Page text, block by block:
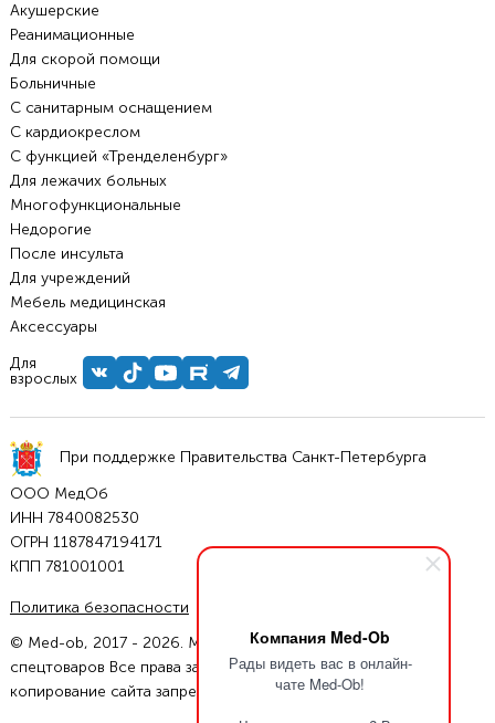
Компания Med-Ob
Рады видеть вас в онлайн-
чате Med-Ob!
Акушерские
Реанимационные
Для скорой помощи
Больничные
С санитарным оснащением
С кардиокреслом
С функцией «Тренделенбург»
Для лежачих больных
Многофункциональные
Недорогие
После инсульта
Для учреждений
Мебель медицинская
Аксессуары
Для
взрослых
При поддержке Правительства Санкт-Петербурга
ООО МедОб
ИНН 7840082530
ОГРН 1187847194171
КПП 781001001
Политика безопасности
© Med-ob, 2017 - 2026. Магазин инвалидных колясок и
спецтоваров Все права защищены. Полное или частичное
копирование сайта запрещено.